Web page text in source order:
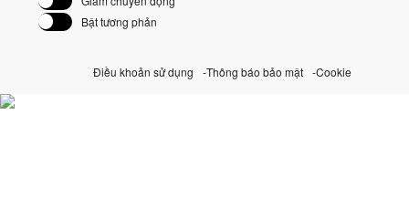
Bật tương phản
Điều khoản sử dụng Thông báo bảo mật Cookie